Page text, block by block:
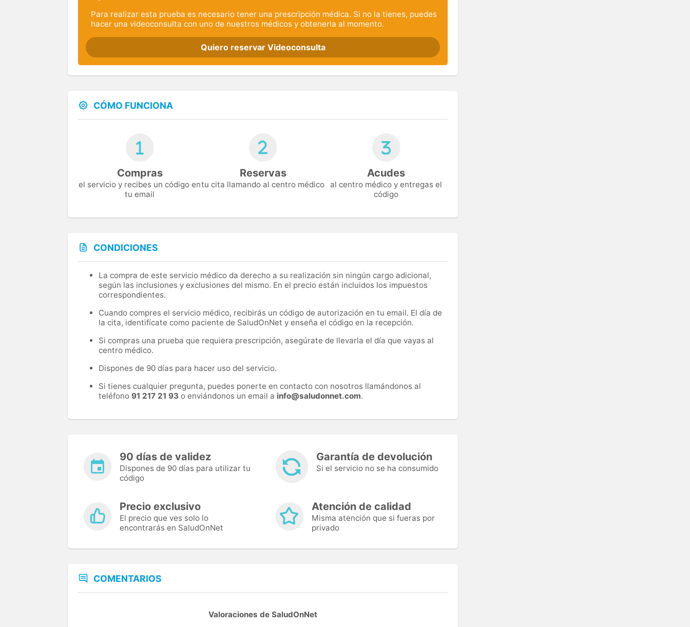
Para realizar esta prueba es necesario tener una prescripción médica. Si no la tienes, puedes
hacer una videoconsulta con uno de nuestros médicos y obtenerla al momento.
Quiero reservar Videoconsulta
CÓMO FUNCIONA
Compras
el servicio y recibes un código en
tu email
Reservas
tu cita llamando al centro médico
Acudes
al centro médico y entregas el
código
CONDICIONES
La compra de este servicio médico da derecho a su realización sin ningún cargo adicional,
según las inclusiones y exclusiones del mismo. En el precio están incluidos los impuestos
correspondientes.
Cuando compres el servicio médico, recibirás un código de autorización en tu email. El día de
la cita, identifícate como paciente de SaludOnNet y enseña el código en la recepción.
Si compras una prueba que requiera prescripción, asegúrate de llevarla el día que vayas al
centro médico.
Dispones de 90 días para hacer uso del servicio.
Si tienes cualquier pregunta, puedes ponerte en contacto con nosotros llamándonos al
teléfono 91 217 21 93 o enviándonos un email a info@saludonnet.com.
90 días de validez
Dispones de 90 días para utilizar tu
código
Garantía de devolución
Si el servicio no se ha consumido
Precio exclusivo
El precio que ves solo lo
encontrarás en SaludOnNet
Atención de calidad
Misma atención que si fueras por
privado
COMENTARIOS
Valoraciones de SaludOnNet